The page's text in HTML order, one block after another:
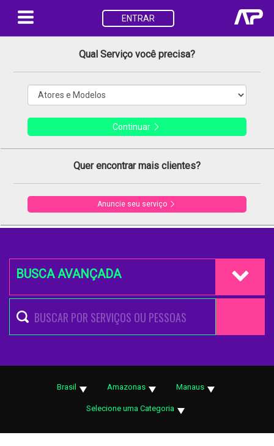
ENTRAR
Qual Serviço você precisa?
Continuar
Quer encontrar mais clientes?
Anuncie seu serviço
BUSCA AVANÇADA
Brasil Amazonas Manaus
Selecione uma Categoria